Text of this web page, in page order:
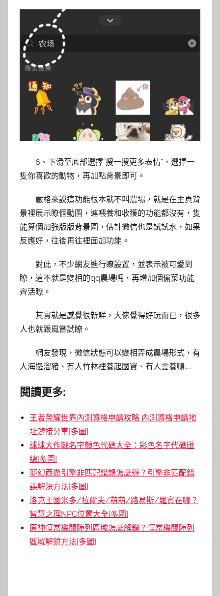
6、下滑至底部選擇“搜一搜更多表情”，選擇一
隻你喜歡的動物，再加點背景即可。
嚴格來說這功能根本就不叫農場，就是在主頁背
景裡展示瞭個動圖，連喂養和收獲的功能都沒有，隻
能算個加強版版背景圖，估計微信也是試試水，如果
反應好，往後再往裡面加功能。
對此，不少網友進行瞭設置，並表示被可愛到
瞭，這不就是變相的qq農場嗎，再增加個偷菜功能
齊活瞭。
其實就是感覺很新鮮，大傢覺得好玩而已，很多
人也就跟風嘗試瞭。
網友發現，微信狀態可以變相弄成農場形式，有
人海邊溜豬、有人竹林裡養起國寶、有人雲養鴨……
閱讀更多:
王者榮耀世界內測資格申請攻略 內測資格申請地
址鏈接分享[多圖]
球球大作戰名字顏色代碼大全：彩色名字代碼匯
總[多圖]
夢幻西遊引擎非匹配錯誤怎麼辦？引擎非匹配錯
誤解決方法[多圖]
洛克王國米多/拉爾夫/萌萌/路易斯/羅賓在哪？
智慧之理NPC位置大全[多圖]
原神恒常機關陣列區域怎麼解鎖？恒常機關陣列
區域解鎖方法[多圖]